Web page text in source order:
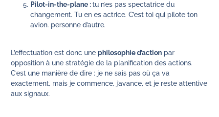
Pilot-in-the-plane :tu n’es pas spectatrice du
changement. Tu en es actrice. C’est toi qui pilote ton
avion. personne d’autre.
L’effectuation est donc unephilosophie d’action par
opposition à une stratégie de la planification des actions.
C’est une manière de dire : je ne sais pas où ça va
exactement, mais je commence, j’avance, et je reste attentive
aux signaux.